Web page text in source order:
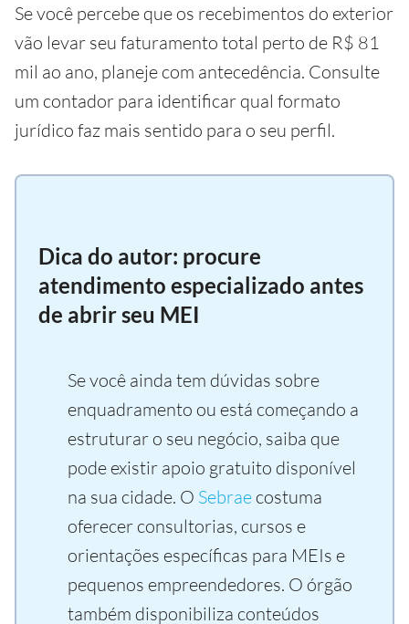
Se você percebe que os recebimentos do exterior
vão levar seu faturamento total perto de R$ 81
mil ao ano, planeje com antecedência. Consulte
um contador para identificar qual formato
jurídico faz mais sentido para o seu perfil.
Dica do autor: procure
atendimento especializado antes
de abrir seu MEI
Se você ainda tem dúvidas sobre
enquadramento ou está começando a
estruturar o seu negócio, saiba que
pode existir apoio gratuito disponível
na sua cidade. O Sebrae costuma
oferecer consultorias, cursos e
orientações específicas para MEIs e
pequenos empreendedores. O órgão
também disponibiliza conteúdos